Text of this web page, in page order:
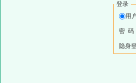
登录
用
密 码
隐身